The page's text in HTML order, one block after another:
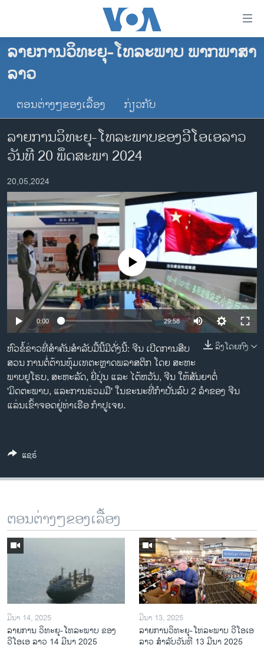
ເຂົ້າ
ຫາ
ຂ້າມ
ຫາ
ຊອກ
ໂຮມເພຈ
ລາວ
ອາເມຣິກາ
ການເລືອກຕັ້ງ ປະທານາທີບໍດີ ສະຫະລັດ 2024
ຂ່າວ​ຈີນ
ເອເຊຍ
ອິດສະຫຼະພາບດ້ານການຂ່າວ
ຊີວິດຊາວລາວ
ຊຸມຊົນຊາວລາວ
ວິທະຍາສາດ-ເທັກໂນໂລຈີ
ທຸລະກິດ
ພາສາອັງກິດ
ວີດີໂອ
ສຽງ
ລາຍການກະຈາຍສຽງ
ລາຍງານ
ຕິດຕາມພວກເຮົາ ທີ່
ພາສາຕ່າງໆ
ລາຍການວິທະຍຸ-ໂທລະພາບ ພາກພາສາ
ລາວ
ຕອນຕ່າງໆຂອງເລື້ອງ ກ່ຽວກັບ
ລາຍການວິທະຍຸ-ໂທລະພາບຂອງວີໂອເອລາວ
ວັນທີ 20 ພຶດສະພາ 2024
20,05,2024
No media source currently available
0:00 29:58
ລິງໂດຍກົງ
ຫົວຂໍ້ຂ່າວທີ່ສຳຄັນສຳລັບມື້ນີ້ມີດັ່ງນີ້: ຈີນ ເປີດ​ການ​ສືບ​
ສວນ ການ​ຕໍ່​ຕ້ານ​​ທຸ້ມ​ເທຕະຫຼາດ​ພ​ລາ​ສ​ຕິກ ໂດຍ ສະ​ຫະ​
ພາບ​ຢູ​ໂຣບ, ສະ​ຫະ​ລັດ, ຍີ່​ປຸ່ນ ແລະ ໄຕ້​ຫວັນ, ຈີນ ໃຫ້ສັນຍາຕໍ່
'ມິດຕະພາບ, ແລະການຮ່ວມມື' ໃນຂະນະທີ່ກໍາປັ່ນລົບ 2 ລໍາຂອງ ຈີນ
ແລ່ນເຂົ້າຈອດຢູ່ທ່າເຮືອ ກໍາປູເຈຍ.
ແຊຣ໌
ຕອນຕ່າງໆຂອງເລື້ອງ
ມີນາ 14, 2025
ລາຍການ ວິທະຍຸ-ໂທລະພາບ ຂອງ
ວີໂອເອ ລາວ 14 ມີນາ 2025
ມີນາ 13, 2025
ລາຍການວິ​ທະ​ຍຸ-ໂທ​ລະ​ພາບ ວີໂອເອ
ລາວ ສຳ​ລັບ​ວັນ​ທີ 13 ມີ​ນາ 2025